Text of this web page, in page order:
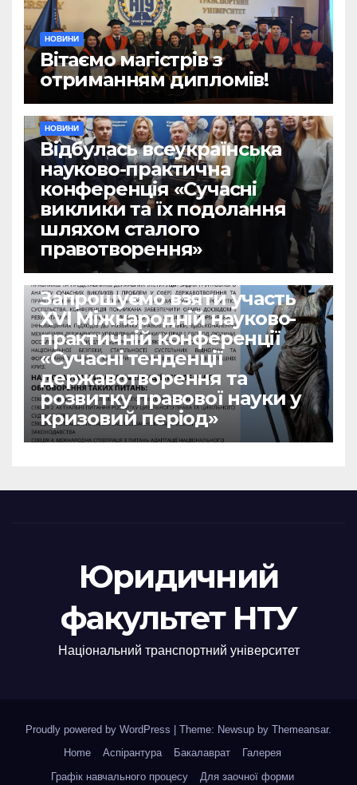
НОВИНИ
Вітаємо магістрів з
отриманням дипломів!
НОВИНИ
Відбулась всеукраїнська
науково-практична
конференція «Сучасні
виклики та їх подолання
шляхом сталого
правотворення»
Запрошуємо взяти участь
ХVІ Міжнародній науково-
практичній конференції
«Сучасні тенденції
державотворення та
розвитку правової науки у
кризовий період»
Юридичний
факультет НТУ
Національний транспортний університет
Proudly powered by WordPress Theme: Newsup by Themeansar.
Home
Аспірантура Бакалаврат
Галерея
Графік навчального процесу
Для заочної форми